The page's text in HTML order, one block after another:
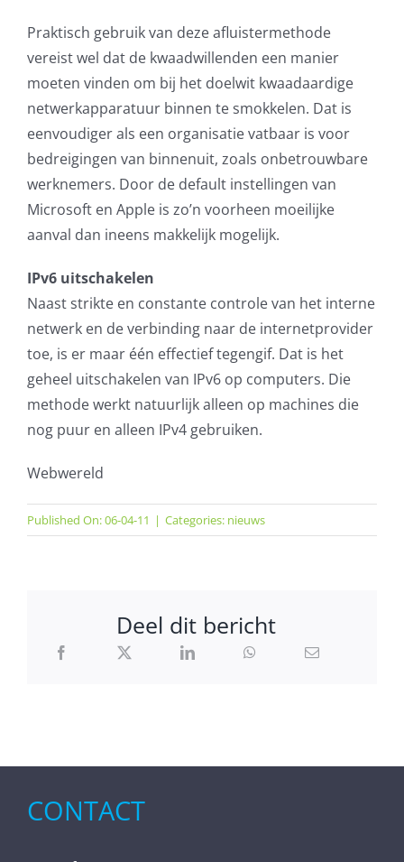
Praktisch gebruik van deze afluistermethode
vereist wel dat de kwaadwillenden een manier
moeten vinden om bij het doelwit kwaadaardige
netwerkapparatuur binnen te smokkelen. Dat is
eenvoudiger als een organisatie vatbaar is voor
bedreigingen van binnenuit, zoals onbetrouwbare
werknemers. Door de default instellingen van
Microsoft en Apple is zo’n voorheen moeilijke
aanval dan ineens makkelijk mogelijk.
IPv6 uitschakelen
Naast strikte en constante controle van het interne
netwerk en de verbinding naar de internetprovider
toe, is er maar één effectief tegengif. Dat is het
geheel uitschakelen van IPv6 op computers. Die
methode werkt natuurlijk alleen op machines die
nog puur en alleen IPv4 gebruiken.
Webwereld
Published On: 06-04-11 | Categories: nieuws
Deel dit bericht
CONTACT